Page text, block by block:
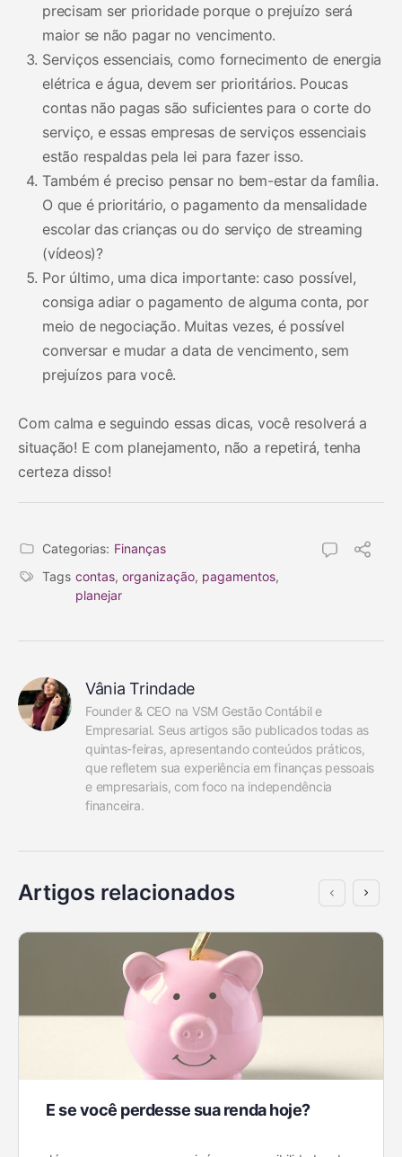
precisam ser prioridade porque o prejuízo será
maior se não pagar no vencimento.
Serviços essenciais, como fornecimento de energia
elétrica e água, devem ser prioritários. Poucas
contas não pagas são suficientes para o corte do
serviço, e essas empresas de serviços essenciais
estão respaldas pela lei para fazer isso.
Também é preciso pensar no bem-estar da família.
O que é prioritário, o pagamento da mensalidade
escolar das crianças ou do serviço de streaming
(vídeos)?
Por último, uma dica importante: caso possível,
consiga adiar o pagamento de alguma conta, por
meio de negociação. Muitas vezes, é possível
conversar e mudar a data de vencimento, sem
prejuízos para você.
Com calma e seguindo essas dicas, você resolverá a
situação! E com planejamento, não a repetirá, tenha
certeza disso!
Categorias: Finanças
Tags contas, organização, pagamentos,
planejar
Vânia Trindade
Founder & CEO na VSM Gestão Contábil e
Empresarial. Seus artigos são publicados todas as
quintas-feiras, apresentando conteúdos práticos,
que refletem sua experiência em finanças pessoais
e empresariais, com foco na independência
financeira.
Artigos relacionados
E se você perdesse sua renda hoje?